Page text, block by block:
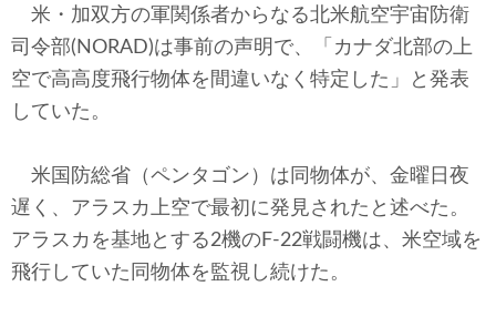
米・加双方の軍関係者からなる北米航空宇宙防衛
司令部(NORAD)は事前の声明で、「カナダ北部の上
空で高高度飛行物体を間違いなく特定した」と発表
していた。
米国防総省（ペンタゴン）は同物体が、金曜日夜
遅く、アラスカ上空で最初に発見されたと述べた。
アラスカを基地とする2機のF-22戦闘機は、米空域を
飛行していた同物体を監視し続けた。